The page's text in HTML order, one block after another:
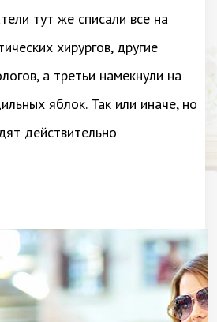
тут же списали все на
хирургов, другие
а третьи намекнули на
яблок. Так или иначе, но
действительно